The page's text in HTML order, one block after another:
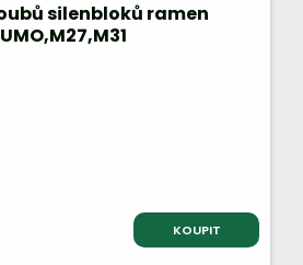
silenbloků ramen
KOUPIT